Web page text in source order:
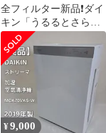
全フィルター新品❗️ダイ
キン「うるるとさら
ら」除加湿空気清浄機
MCK70W
¥9,000